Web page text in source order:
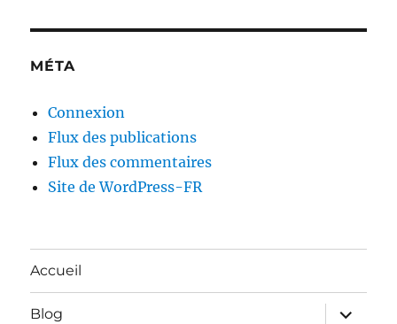
MÉTA
Connexion
Flux des publications
Flux des commentaires
Site de WordPress-FR
Accueil
Blog
ouvrir